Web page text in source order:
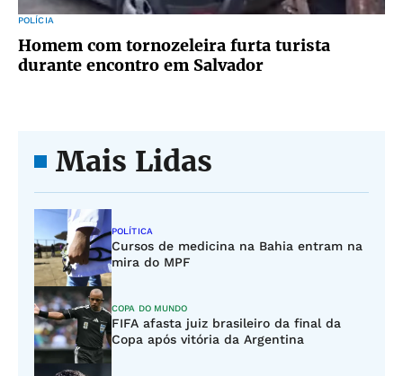
POLÍCIA
Homem com tornozeleira furta turista
durante encontro em Salvador
Mais Lidas
POLÍTICA
Cursos de medicina na Bahia entram na
mira do MPF
COPA DO MUNDO
FIFA afasta juiz brasileiro da final da
Copa após vitória da Argentina